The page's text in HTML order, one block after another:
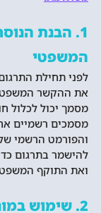
1. הבנת
המשפטי
לפני תחילת
את ההקשר
מסמך יכול לכלול
מסמכים רשמיים
והפורמט הרשמי
להישמר בתרגום
ואת התוקף
2. שימוש